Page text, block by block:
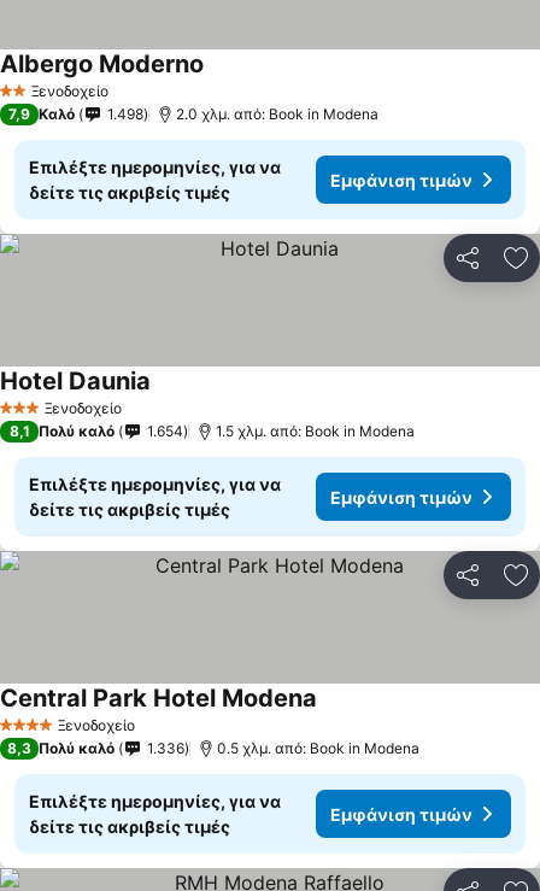
2 ΑστέριαΞενοδοχείο
Albergo Moderno
7,9 Καλό 1.498 2.0 χλμ. από: Book in Modena
Επιλέξτε ημερομηνίες, για να
δείτε τις ακριβείς τιμές
Εμφάνιση τιμών
3 ΑστέριαΞενοδοχείο
Hotel Daunia
8,1 Πολύ καλό 1.654 1.5 χλμ. από: Book in Modena
Επιλέξτε ημερομηνίες, για να
δείτε τις ακριβείς τιμές
Εμφάνιση τιμών
4 ΑστέριαΞενοδοχείο
Central Park Hotel Modena
8,3 Πολύ καλό 1.336 0.5 χλμ. από: Book in Modena
Επιλέξτε ημερομηνίες, για να
δείτε τις ακριβείς τιμές
Εμφάνιση τιμών